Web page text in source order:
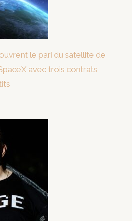
le pari du satellite de
avec trois contrats